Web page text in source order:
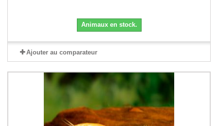
Animaux en stock.
Ajouter au comparateur